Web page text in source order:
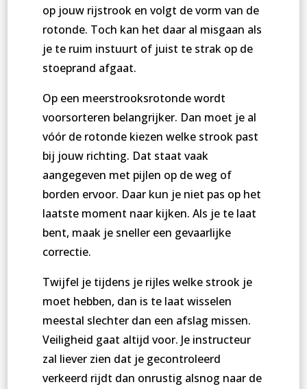
op jouw rijstrook en volgt de vorm van de
rotonde. Toch kan het daar al misgaan als
je te ruim instuurt of juist te strak op de
stoeprand afgaat.
Op een meerstrooksrotonde wordt
voorsorteren belangrijker. Dan moet je al
vóór de rotonde kiezen welke strook past
bij jouw richting. Dat staat vaak
aangegeven met pijlen op de weg of
borden ervoor. Daar kun je niet pas op het
laatste moment naar kijken. Als je te laat
bent, maak je sneller een gevaarlijke
correctie.
Twijfel je tijdens je rijles welke strook je
moet hebben, dan is te laat wisselen
meestal slechter dan een afslag missen.
Veiligheid gaat altijd voor. Je instructeur
zal liever zien dat je gecontroleerd
verkeerd rijdt dan onrustig alsnog naar de